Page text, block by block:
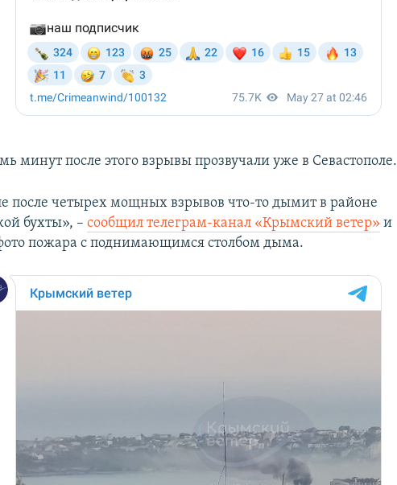
минут после этого взрывы прозвучали уже в Севастополе.
после четырех мощных взрывов что-то дымит в районе
бухты», –сообщил телеграм-канал «Крымский ветер» и
пожара с поднимающимся столбом дыма.